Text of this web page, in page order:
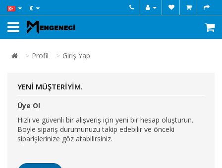
€
Profil Giriş Yap
YENI MÜŞTERIYIM.
Üye Ol
Hızlı ve güvenli bir alışveriş için yeni bir hesap oluşturun.
Böyle sipariş durumunuzu takip edebilir ve önceki
siparişlerinize göz atabilirsiniz.